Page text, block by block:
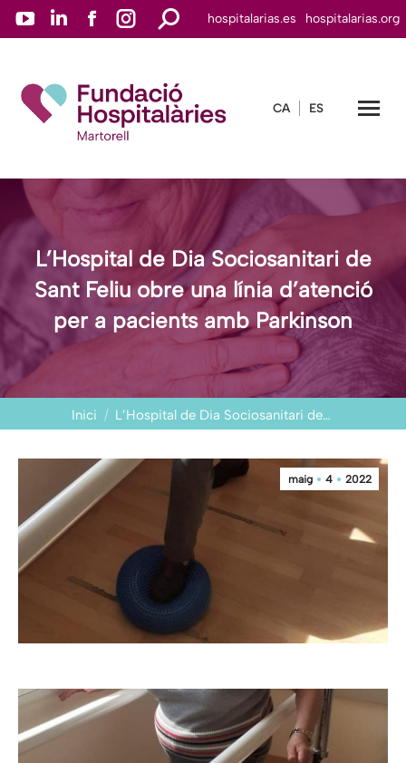
YouTube
in
Linkedin
in
new
Facebook
in
new
Instagram
in
Search: hospitalarias.es hospitalarias.org
CA ES
L’Hospital de Dia Sociosanitari de
Sant Feliu obre una línia d’atenció
per a pacients amb Parkinson
You are here:
Inici L’Hospital de Dia Sociosanitari de…
maig 4 2022